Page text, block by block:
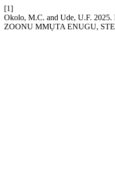
[1]
Okolo, M.C. and Ude, U.F.
ZOONU MMỤTA ENUGU,